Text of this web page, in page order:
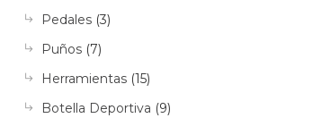
Pedales (3)
Puños (7)
Herramientas (15)
Botella Deportiva (9)